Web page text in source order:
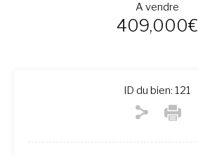
A vendre
409,000€
ID du bien: 121